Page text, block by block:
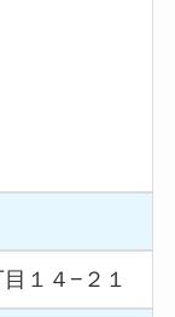
１４−２１